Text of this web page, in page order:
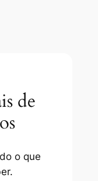
de
o que